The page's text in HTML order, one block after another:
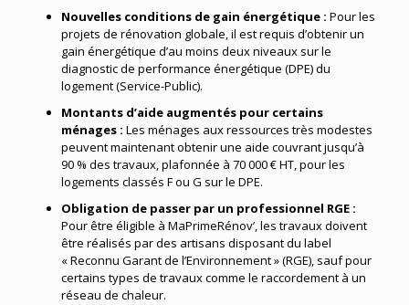
Nouvelles conditions de gain énergétique : Pour les
projets de rénovation globale, il est requis d’obtenir un
gain énergétique d’au moins deux niveaux sur le
diagnostic de performance énergétique (DPE) du
logement​ (Service-Public)​.
Montants d’aide augmentés pour certains
ménages : Les ménages aux ressources très modestes
peuvent maintenant obtenir une aide couvrant jusqu’à
90 % des travaux, plafonnée à 70 000 € HT, pour les
logements classés F ou G sur le DPE​​.
Obligation de passer par un professionnel RGE :
Pour être éligible à MaPrimeRénov’, les travaux doivent
être réalisés par des artisans disposant du label
« Reconnu Garant de l’Environnement » (RGE), sauf pour
certains types de travaux comme le raccordement à un
réseau de chaleur​​.